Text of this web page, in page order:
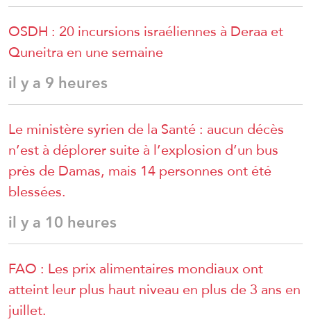
OSDH : 20 incursions israéliennes à Deraa et
Quneitra en une semaine
il y a 9 heures
Le ministère syrien de la Santé : aucun décès
n’est à déplorer suite à l’explosion d’un bus
près de Damas, mais 14 personnes ont été
blessées.
il y a 10 heures
FAO : Les prix alimentaires mondiaux ont
atteint leur plus haut niveau en plus de 3 ans en
juillet.